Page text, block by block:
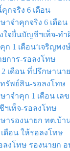
กจริง 6 เดือน
จำคุกจริง 6 เดือน
ใจยื่นบัญชีฯเท็จ-ทำ
ก 1 เดือน‘เจริญพง
การ-รอลงโทษ
เดือน ที่ปรึกษานา
รัพย์สิน-รอลงโทษ
าจำคุก 1 เดือน เล
เท็จ-รอลงโทษ
ารองนายก ทต.บ้า
ดือน ให้รอลงโทษ
ลงโทษ รองนายก